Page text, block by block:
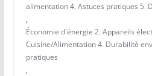
alimentation 4. Astuces pratiques 5.
,
Économie d'énergie 2. Appareils
Cuisine/Alimentation 4. Durabilité
pratiques
,